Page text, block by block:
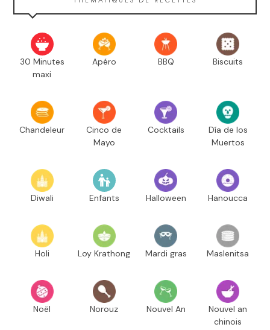
30 Minutes
maxi
Apéro BBQ Biscuits
Chandeleur
Cinco de
Mayo
Cocktails
Día de los
Muertos
Diwali Enfants Halloween Hanoucca
Holi Loy Krathong Mardi gras Maslenitsa
Noël Norouz Nouvel An
Nouvel an
chinois